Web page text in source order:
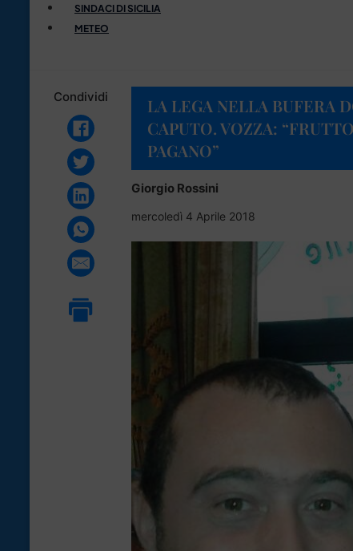
SINDACI DI SICILIA
METEO
Condividi
LA LEGA NELLA BUFERA
CAPUTO. VOZZA:
PAGANO”
Giorgio Rossini
mercoledì 4 Aprile 2018